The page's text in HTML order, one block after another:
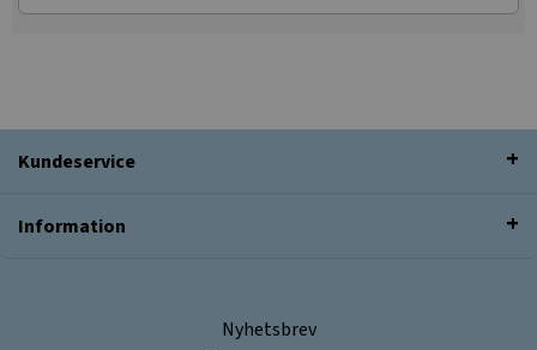
Kundeservice
Information
Nyhetsbrev